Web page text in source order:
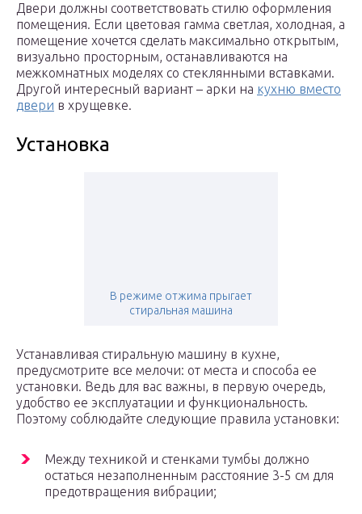
Двери должны соответствовать стилю оформления
помещения. Если цветовая гамма светлая, холодная, а
помещение хочется сделать максимально открытым,
визуально просторным, останавливаются на
межкомнатных моделях со стеклянными вставками.
Другой интересный вариант – арки на кухню вместо
двери в хрущевке.
Установка
В режиме отжима прыгает
стиральная машина
Устанавливая стиральную машину в кухне,
предусмотрите все мелочи: от места и способа ее
установки. Ведь для вас важны, в первую очередь,
удобство ее эксплуатации и функциональность.
Поэтому соблюдайте следующие правила установки:
Между техникой и стенками тумбы должно
остаться незаполненным расстояние 3-5 см для
предотвращения вибрации;